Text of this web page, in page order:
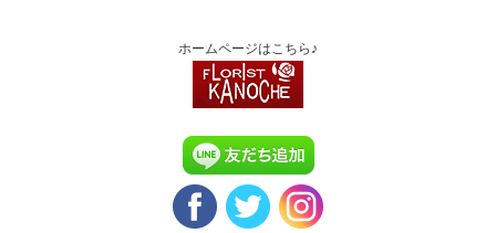
ホームページはこちら♪